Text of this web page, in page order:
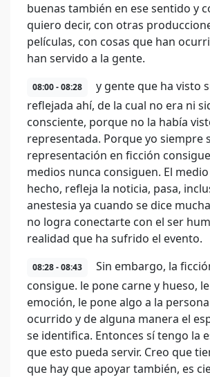
buenas también en ese sentido y
quiero decir, con otras
películas, con cosas que han
han servido a la gente.
08:00 - 08:28
y gente que ha visto
reflejada ahí, de la cual no era ni
consciente, porque no la había
representada. Porque yo siempre
representación en ficción
medios nunca consiguen. El
hecho, refleja la noticia, pasa,
anestesia ya cuando se dice
no logra conectarte con el ser
realidad que ha sufrido el evento.
08:28 - 08:43
Sin embargo, la
consigue. le pone carne y hueso,
emoción, le pone algo a la
ocurrido y de alguna manera el
se identifica. Entonces sí tengo la
que esto pueda servir. Creo que
que hay que apoyar también, es